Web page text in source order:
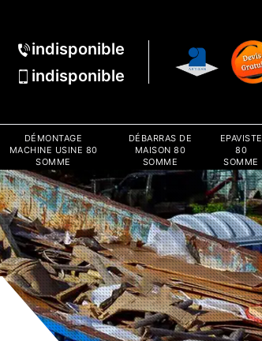
indisponible
indisponible
DÉMONTAGE
MACHINE USINE 80
SOMME
DÉBARRAS DE
MAISON 80
SOMME
EPAVISTE
80
SOMME